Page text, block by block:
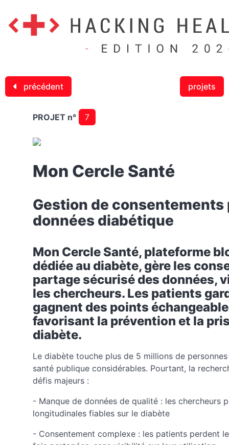
précédent projets
PROJET n° 7
Mon Cercle Santé
Gestion de consentements
données diabétique
Mon Cercle Santé, plateforme
dédiée au diabète, gère les
partage sécurisé des données,
les chercheurs. Les patients
gagnent des points
favorisant la prévention et la
diabète.
Le diabète touche plus de 5 millions de
santé publique considérables. Pourtant, la
défis majeurs :
- Manque de données de qualité : les chercheurs
longitudinales fiables sur le diabète
- Consentement complexe : les patients perdent